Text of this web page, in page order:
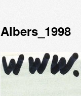
Albers_1998